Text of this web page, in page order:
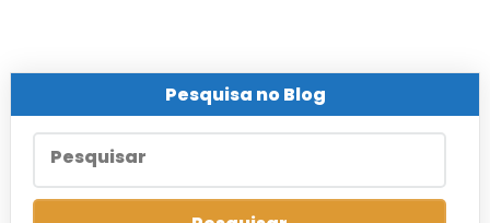
Pesquisa no Blog